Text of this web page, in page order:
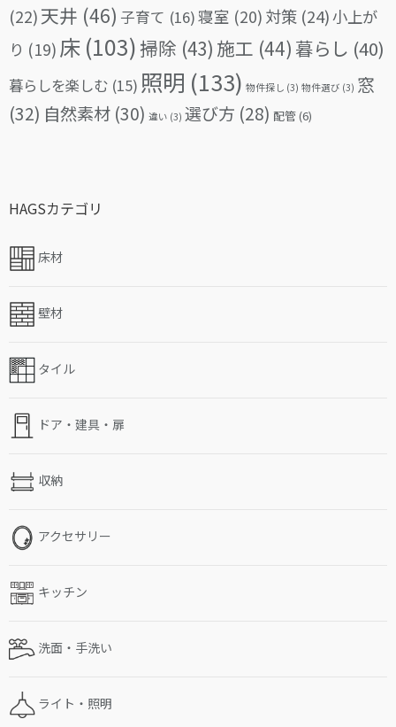
(22)天井 (46) 子育て (16)寝室 (20) 対策 (24)小上が
り (19) 床 (103)掃除 (43) 施工 (44) 暮らし (40)
暮らしを楽しむ (15) 照明 (133) 物件探し (3) 物件選び (3) 窓
(32) 自然素材 (30) 違い (3) 選び方 (28) 配管(6)
HAGSカテゴリ
床材
壁材
タイル
ドア・建具・扉
収納
アクセサリー
キッチン
洗面・手洗い
ライト・照明